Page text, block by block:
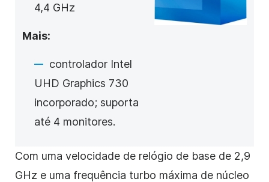
4,4 GHz
Mais:
controlador Intel
UHD Graphics 730
incorporado; suporta
até 4 monitores.
Com uma velocidade de relógio de base de 2,9
GHz e uma frequência turbo máxima de núcleo